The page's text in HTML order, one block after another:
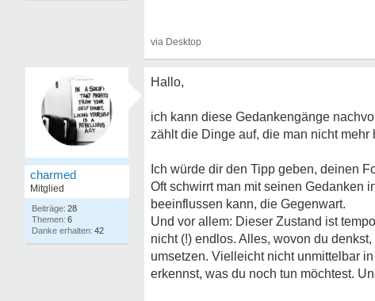
charmed
Mitglied
28
6
42
Hallo,
ich kann diese Gedankengänge
zählt die Dinge auf, die man nicht
Ich würde dir den Tipp geben, deinen
Oft schwirrt man mit seinen Gedanken
beeinflussen kann, die Gegenwart.
Und vor allem: Dieser Zustand ist
nicht (!) endlos. Alles, wovon du
umsetzen. Vielleicht nicht unmittelbar
erkennst, was du noch tun möchtest.